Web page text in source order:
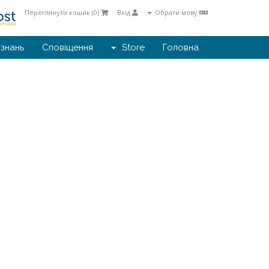
Переглянути кошик (0)
Головна
Store
Сповіщення